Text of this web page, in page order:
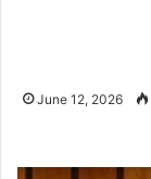
June 12, 2026